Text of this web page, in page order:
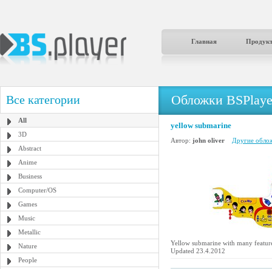
Главная
Все категории
All
3D
Abstract
Anime
Business
Computer/OS
Games
Music
Metallic
Nature
People
Обложки
yellow submarine
Автор: john oliver Другие
Yellow submarine with many
Updated 23.4.2012